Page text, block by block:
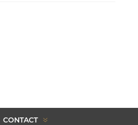
CONTACT